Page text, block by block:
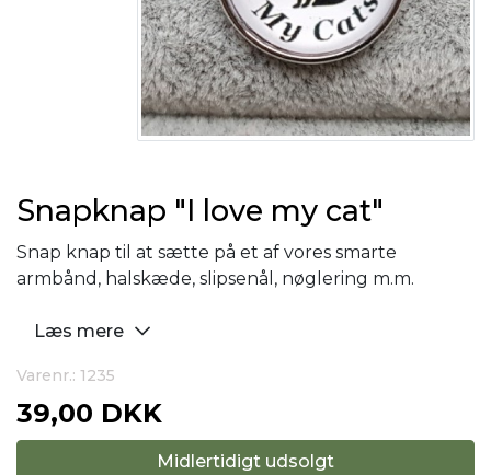
Snapknap "I love my cat"
Snap knap til at sætte på et af vores smarte
armbånd, halskæde, slipsenål, nøglering m.m.
Læs mere
Varenr.: 1235
39,00 DKK
Midlertidigt udsolgt